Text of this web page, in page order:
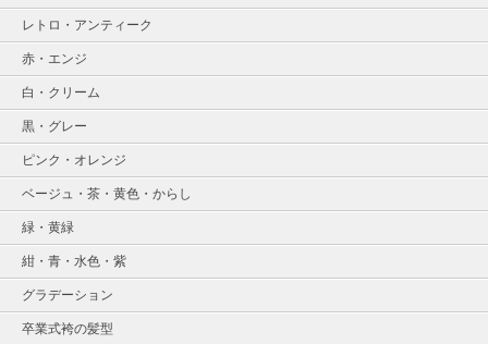
レトロ・アンティーク
赤・エンジ
白・クリーム
黒・グレー
ピンク・オレンジ
ベージュ・茶・黄色・からし
緑・黄緑
紺・青・水色・紫
グラデーション
卒業式袴の髪型